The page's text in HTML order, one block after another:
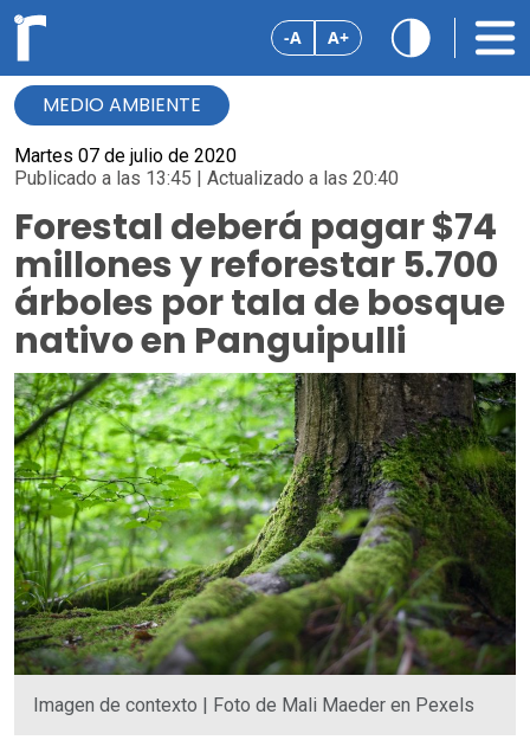
-A A+
MEDIO AMBIENTE
Martes 07 de julio de 2020
Publicado a las 13:45 | Actualizado a las 20:40
Forestal deberá pagar $74
millones y reforestar 5.700
árboles por tala de bosque
nativo en Panguipulli
Imagen de contexto | Foto de Mali Maeder en Pexels